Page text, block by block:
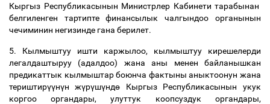
Кыргыз Республикасынын Министрлер Кабинети тарабынан
белгиленген тартипте финансылык чалгындоо органынын
чечиминин негизинде гана берилет.
5. Кылмыштуу ишти каржылоо, кылмыштуу кирешелерди
легалдаштыруу (адалдоо) жана аны менен байланышкан
предикаттык кылмыштар боюнча фактыны аныктоонун жана
териштирүүнүн жүрүшүндө Кыргыз Республикасынын укук
коргоо органдары, улуттук коопсуздук органдары,